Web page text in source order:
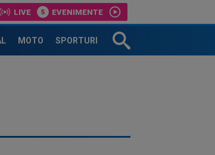
LIVE EVENIMENTE
MOTO SPORTURI